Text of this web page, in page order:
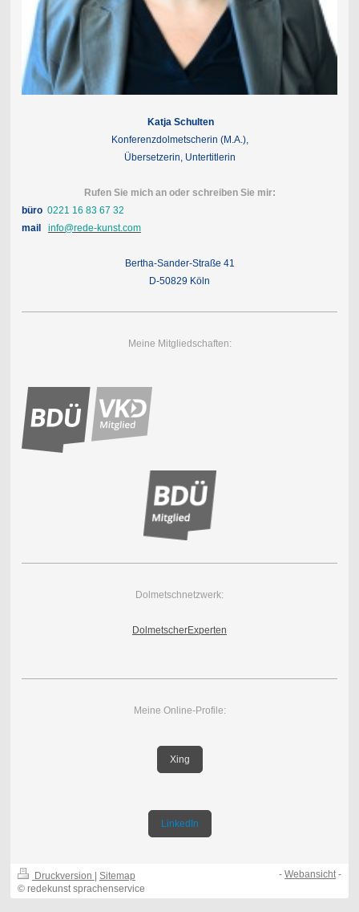
Katja Schulten
Konferenzdolmetscherin (M.A.),
Übersetzerin, Untertitlerin
Rufen Sie mich an oder schreiben Sie mir:
büro 0221 16 83 67 32
mail
info@rede-kunst.com
Bertha-Sander-Straße 41
D-50829 Köln
Meine Mitgliedschaften:
Dolmetschnetzwerk:
DolmetscherExperten
Meine Online-Profile:
Xing
LinkedIn
Druckversion | Sitemap
© redekunst sprachenservice
-Webansicht -